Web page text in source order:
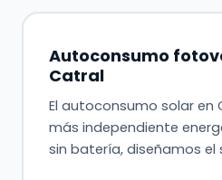
Autoconsumo
Catral
El autoconsumo solar en
más independiente
sin batería, diseñamos el